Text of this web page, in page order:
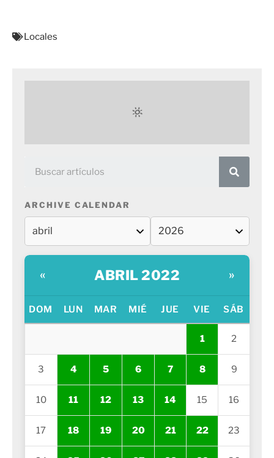
Locales
ARCHIVE CALENDAR
« ABRIL 2022 »
DOM LUN MAR MIÉ JUE VIE SÁB
1 2
3 4 5 6 7 8 9
10 11 12 13 14 15 16
17 18 19 20 21 22 23